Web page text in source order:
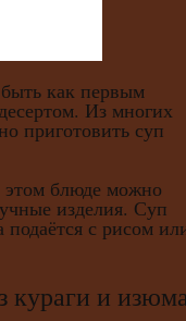
как первым
Из многих
приготовить суп
блюде можно
изделия. Суп
с рисом
и